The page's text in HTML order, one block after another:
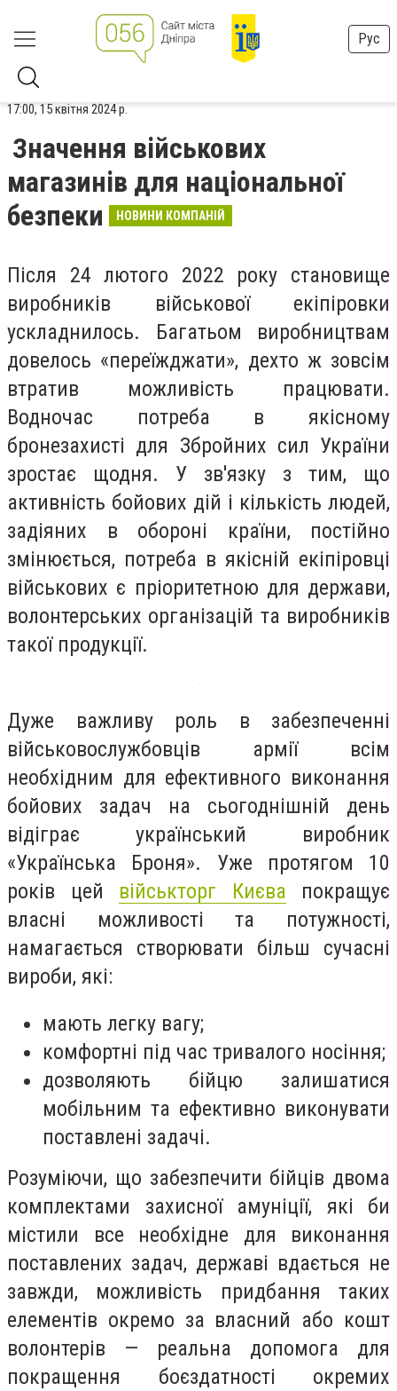
Рус
17:00, 15 квітня 2024 р.
Значення військових
магазинів для національної
безпеки
НОВИНИ КОМПАНІЙ
Після 24 лютого 2022 року становище
виробників військової екіпіровки
ускладнилось. Багатьом виробництвам
довелось «переїжджати», дехто ж зовсім
втратив можливість працювати.
Водночас потреба в якісному
бронезахисті для Збройних сил України
зростає щодня. У зв'язку з тим, що
активність бойових дій і кількість людей,
задіяних в обороні країни, постійно
змінюється, потреба в якісній екіпіровці
військових є пріоритетною для держави,
волонтерських організацій та виробників
такої продукції.
Дуже важливу роль в забезпеченні
військовослужбовців армії всім
необхідним для ефективного виконання
бойових задач на сьогоднішній день
відіграє український виробник
«Українська Броня». Уже протягом 10
років цей військторг Києва покращує
власні можливості та потужності,
намагається створювати більш сучасні
вироби, які:
мають легку вагу;
комфортні під час тривалого носіння;
дозволяють бійцю залишатися
мобільним та ефективно виконувати
поставлені задачі.
Розуміючи, що забезпечити бійців двома
комплектами захисної амуніції, які би
містили все необхідне для виконання
поставлених задач, державі вдається не
завжди, можливість придбання таких
елементів окремо за власний або кошт
волонтерів — реальна допомога для
покращення боєздатності окремих